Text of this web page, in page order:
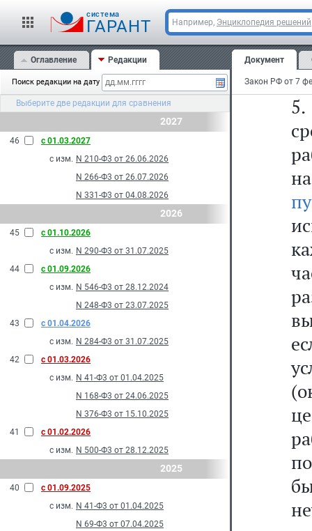
cистема
ГАРАНТ Например, Энциклопедия решений
Оглавление Редакции
Поиск редакции на дату
Выберите две редакции для сравнения
2027
46
с 01.03.2027
с изм. N 210-Ф3 от 26.06.2026
N 266-Ф3 от 26.07.2026
N 331-Ф3 от 04.08.2026
2026
45
с 01.10.2026
с изм. N 290-Ф3 от 31.07.2025
44
с 01.09.2026
с изм. N 546-Ф3 от 28.12.2024
N 248-Ф3 от 23.07.2025
43
с 01.04.2026
с изм. N 284-Ф3 от 31.07.2025
42
с 01.03.2026
с изм. N 41-Ф3 от 01.04.2025
N 168-Ф3 от 24.06.2025
N 376-Ф3 от 15.10.2025
41
с 01.02.2026
с изм. N 500-Ф3 от 28.12.2025
2025
40
с 01.09.2025
с изм. N 41-Ф3 от 01.04.2025
N 69-Ф3 от 07.04.2025
Документ